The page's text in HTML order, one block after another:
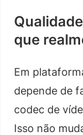
que
Em
depende de
codec de
Isso não